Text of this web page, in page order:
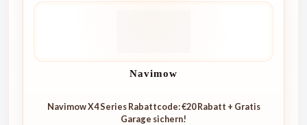
Navimow
Navimow X4 Series Rabattcode: €20 Rabatt + Gratis
Garage sichern!